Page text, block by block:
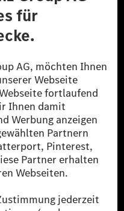
vorbehalten.
Benz Group durch
werden.
von MB.CHARGE
Sofern an der jeweiligen
Energien vorliegt,
Diese stellen
Public eine äquivalente
Stromnetz eingespeist wird.
Solarkraftanlagen, die jünger
vorgeschriebenen
Light vehicles Test